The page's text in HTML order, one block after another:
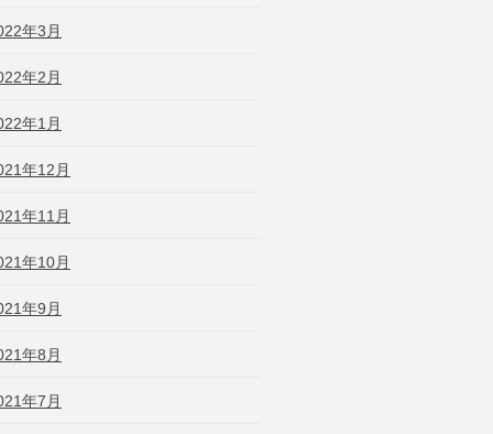
年3月
年2月
年1月
年12月
年11月
年10月
年9月
年8月
年7月